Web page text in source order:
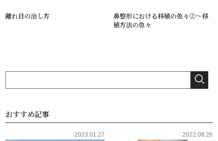
離れ目の治し方
鼻整形における移植の色々②～移
植方法の色々
おすすめ記事
2023.01.27 2022.08.26